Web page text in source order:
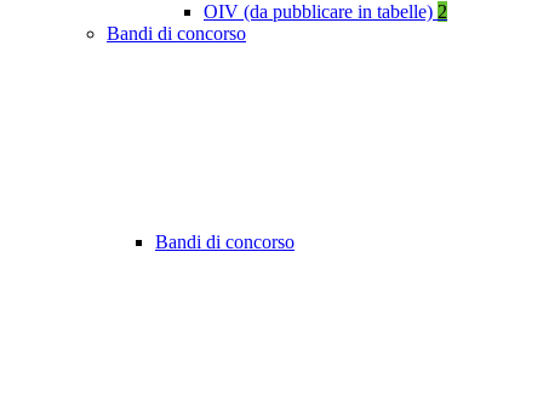
OIV (da pubblicare in tabelle) 2
Bandi di concorso
Bandi di concorso